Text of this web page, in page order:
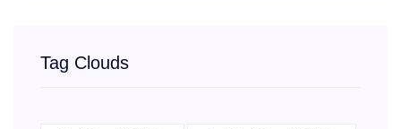
Tag Clouds